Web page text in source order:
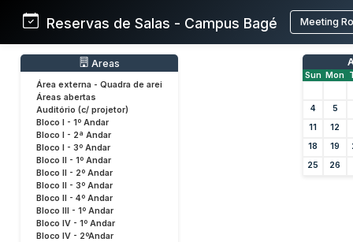
Reservas de Salas - Campus Bagé Meeting
Areas
Área externa - Quadra de arei
Áreas abertas
Auditório (c/ projetor)
Bloco I - 1º Andar
Bloco I - 2ª Andar
Bloco I - 3º Andar
Bloco II - 1º Andar
Bloco II - 2º Andar
Bloco II - 3º Andar
Bloco II - 4º Andar
Bloco III - 1º Andar
Bloco IV - 1º Andar
Bloco IV - 2ºAndar
Sun Mon
4
5
11
12
18
19
25
26